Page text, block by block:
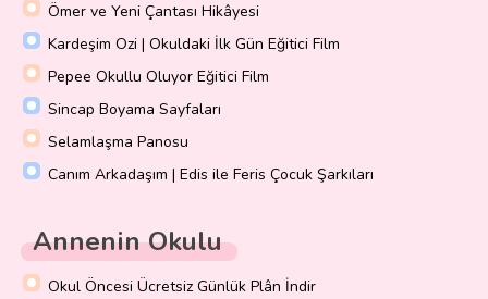
Ömer ve Yeni Çantası Hikâyesi
Kardeşim Ozi | Okuldaki İlk Gün Eğitici Film
Pepee Okullu Oluyor Eğitici Film
Sincap Boyama Sayfaları
Selamlaşma Panosu
Canım Arkadaşım | Edis ile Feris Çocuk Şarkıları
Annenin Okulu
Okul Öncesi Ücretsiz Günlük Plân İndir